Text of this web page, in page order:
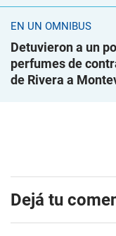
EN UN ÓMNIBUS
Detuvieron a un
perfumes de
de Rivera a
Dejá tu